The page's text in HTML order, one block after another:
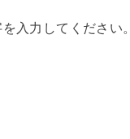
入力してください。